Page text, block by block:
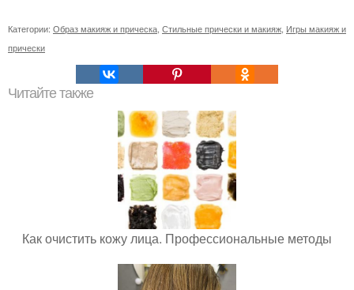
Категории: Образ макияж и прическа, Стильные прически и макияж, Игры макияж и
прически
Читайте также
Как очистить кожу лица. Профессиональные методы